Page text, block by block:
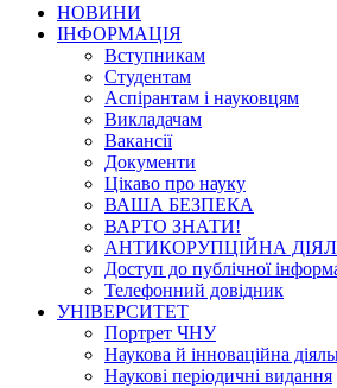
НОВИНИ
ІНФОРМАЦІЯ
Вступникам
Студентам
Аспірантам і науковцям
Викладачам
Вакансії
Документи
Цікаво про науку
ВАША БЕЗПЕКА
ВАРТО ЗНАТИ!
АНТИКОРУПЦІЙНА
Доступ до публічної
Телефонний довідник
УНІВЕРСИТЕТ
Портрет ЧНУ
Наукова й інноваційна
Наукові періодичні видання